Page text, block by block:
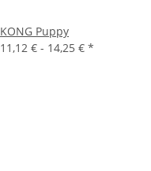
KONG Puppy
11,12 € - 14,25 € *